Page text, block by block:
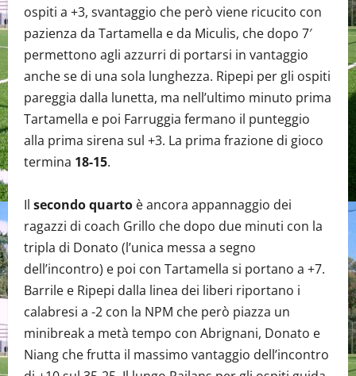
ospiti a +3, svantaggio che però viene ricucito con
pazienza da Tartamella e da Miculis, che dopo 7′
permettono agli azzurri di portarsi in vantaggio
anche se di una sola lunghezza. Ripepi per gli ospiti
pareggia dalla lunetta, ma nell’ultimo minuto prima
Tartamella e poi Farruggia fermano il punteggio
alla prima sirena sul +3. La prima frazione di gioco
termina 18-15.
Il secondo quarto è ancora appannaggio dei
ragazzi di coach Grillo che dopo due minuti con la
tripla di Donato (l’unica messa a segno
dell’incontro) e poi con Tartamella si portano a +7.
Barrile e Ripepi dalla linea dei liberi riportano i
calabresi a -2 con la NPM che però piazza un
minibreak a metà tempo con Abrignani, Donato e
Niang che frutta il massimo vantaggio dell’incontro